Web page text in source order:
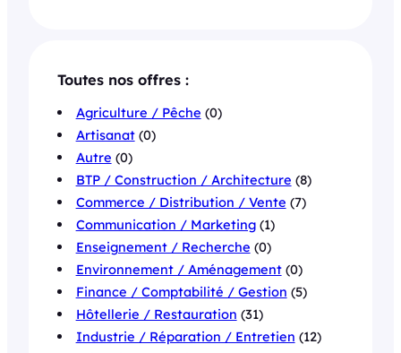
Toutes nos offres :
Agriculture / Pêche (0)
Artisanat(0)
Autre (0)
BTP / Construction / Architecture (8)
Commerce / Distribution / Vente (7)
Communication / Marketing(1)
Enseignement / Recherche (0)
Environnement / Aménagement(0)
Finance / Comptabilité / Gestion (5)
Hôtellerie / Restauration (31)
Industrie / Réparation / Entretien (12)